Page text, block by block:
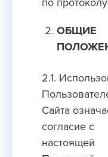
ОБЩИЕ
2.1.
Сайта
согласие с
настоящей